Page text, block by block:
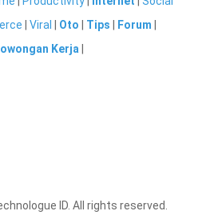
|Viral Oto Tips Forum
Kerja
ID. All rights reserved.